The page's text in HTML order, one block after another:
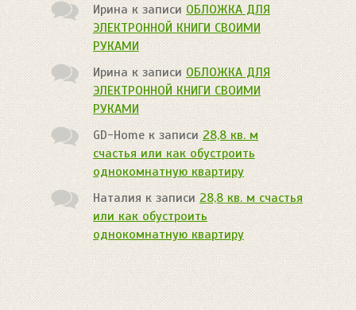
Ирина к записиОБЛОЖКА ДЛЯ
ЭЛЕКТРОННОЙ КНИГИ СВОИМИ
РУКАМИ
Иринак записиОБЛОЖКА ДЛЯ
ЭЛЕКТРОННОЙ КНИГИ СВОИМИ
РУКАМИ
GD-Homeк записи 28,8 кв. м
счастья или как обустроить
однокомнатную квартиру
Наталия к записи28,8 кв. м счастья
или как обустроить
однокомнатную квартиру